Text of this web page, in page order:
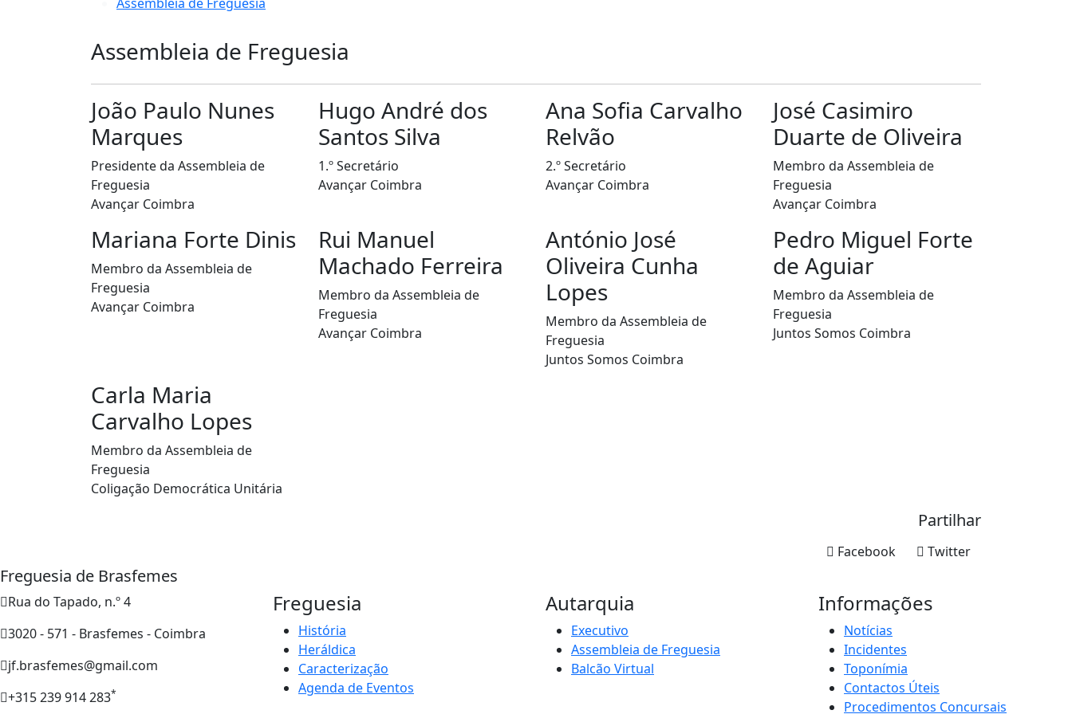
Assembleia de Freguesia
João Paulo Nunes
Marques
Presidente da Assembleia de
Freguesia
Avançar Coimbra
Hugo André dos
Santos Silva
1.º Secretário
Avançar Coimbra
Ana Sofia Carvalho
Relvão
2.º Secretário
Avançar Coimbra
José Casimiro
Duarte de Oliveira
Membro da Assembleia de
Freguesia
Avançar Coimbra
Mariana Forte Dinis
Membro da Assembleia de
Freguesia
Avançar Coimbra
Rui Manuel
Machado Ferreira
Membro da Assembleia de
Freguesia
Avançar Coimbra
António José
Oliveira Cunha
Lopes
Membro da Assembleia de
Freguesia
Juntos Somos Coimbra
Pedro Miguel Forte
de Aguiar
Membro da Assembleia de
Freguesia
Juntos Somos Coimbra
Carla Maria
Carvalho Lopes
Membro da Assembleia de
Freguesia
Coligação Democrática Unitária
Partilhar
Twitter
Facebook
Freguesia de Brasfemes
Rua do Tapado, n.º 4
3020 - 571 - Brasfemes - Coimbra
jf.brasfemes@gmail.com
+315 239 914 283*
Freguesia
História
Heráldica
Caracterização
Agenda de Eventos
Autarquia
Executivo
Assembleia de Freguesia
Balcão Virtual
Informações
Notícias
Incidentes
Toponímia
Contactos Úteis
Procedimentos Concursais